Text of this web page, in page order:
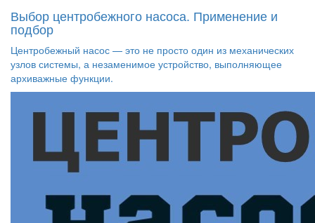
Выбор центробежного насоса. Применение и
подбор
Центробежный насос — это не просто один из механических
узлов системы, а незаменимое устройство, выполняющее
архиважные функции.